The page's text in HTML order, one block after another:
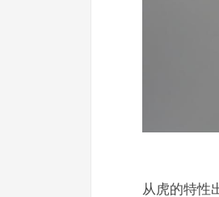
从虎的特性